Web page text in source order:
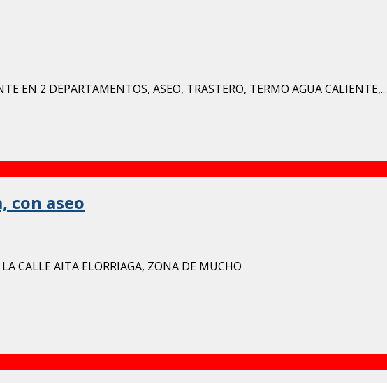
EN 2 DEPARTAMENTOS, ASEO, TRASTERO, TERMO AGUA CALIENTE,...
con aseo
CALLE AITA ELORRIAGA, ZONA DE MUCHO